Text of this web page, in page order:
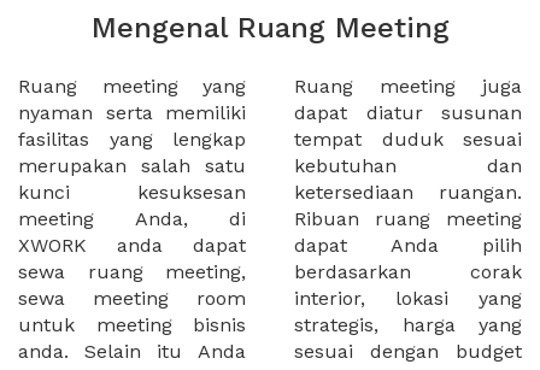
Mengenal Ruang Meeting
Ruang meeting yang
nyaman serta memiliki
fasilitas yang lengkap
merupakan salah satu
kunci kesuksesan
meeting Anda, di
XWORK anda dapat
sewa ruang meeting,
sewa meeting room
untuk meeting bisnis
anda. Selain itu Anda
Ruang meeting juga
dapat diatur susunan
tempat duduk sesuai
kebutuhan dan
ketersediaan ruangan.
Ribuan ruang meeting
dapat Anda pilih
berdasarkan corak
interior, lokasi yang
strategis, harga yang
sesuai dengan budget